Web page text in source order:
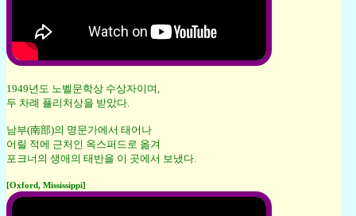
1949년도 노벨문학상 수상자이며,
두 차례 퓰리처상을 받았다.
남부(南部)의 명문가에서 태어나
어릴 적에 근처인 옥스퍼드로 옮겨
포크너의 생애의 태반을 이 곳에서 보냈다.
[Oxford, Mississippi]